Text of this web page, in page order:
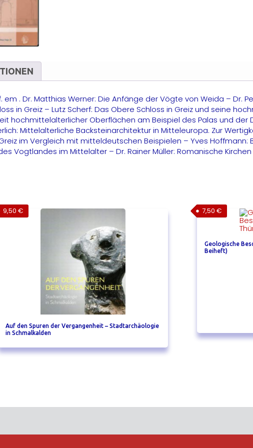
. Dr. Matthias Werner: Die Anfänge der Vögte von Weida –
in Greiz – Lutz Scherf: Das Obere Schloss in Greiz und seine
hochmittelalterlicher Oberflächen am Beispiel des Palas und
Mittelalterliche Backsteinarchitektur in Mitteleuropa. Zur
im Vergleich mit mitteldeutschen Beispielen – Yves Hoffmann:
Vogtlandes im Mittelalter – Dr. Rainer Müller: Romanische
Auf den Spuren der Vergangenheit – Stadtarchäologie
in Schmalkalden
9,50€
Geologische
Beiheft)
7,50€